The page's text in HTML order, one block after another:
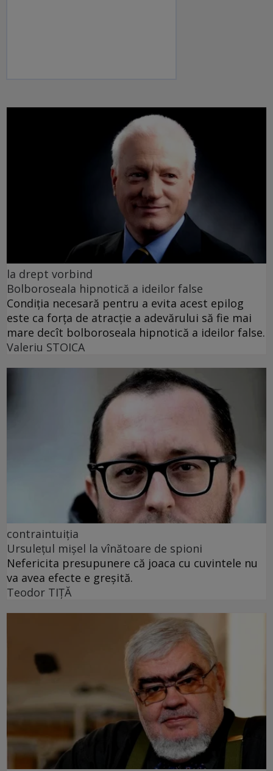
la drept vorbind
Bolboroseala hipnotică a ideilor false
Condiția necesară pentru a evita acest epilog
este ca forța de atracție a adevărului să fie mai
mare decît bolboroseala hipnotică a ideilor false.
Valeriu STOICA
contraintuiția
Ursulețul mișel la vînătoare de spioni
Nefericita presupunere că joaca cu cuvintele nu
va avea efecte e greșită.
Teodor TIŢĂ